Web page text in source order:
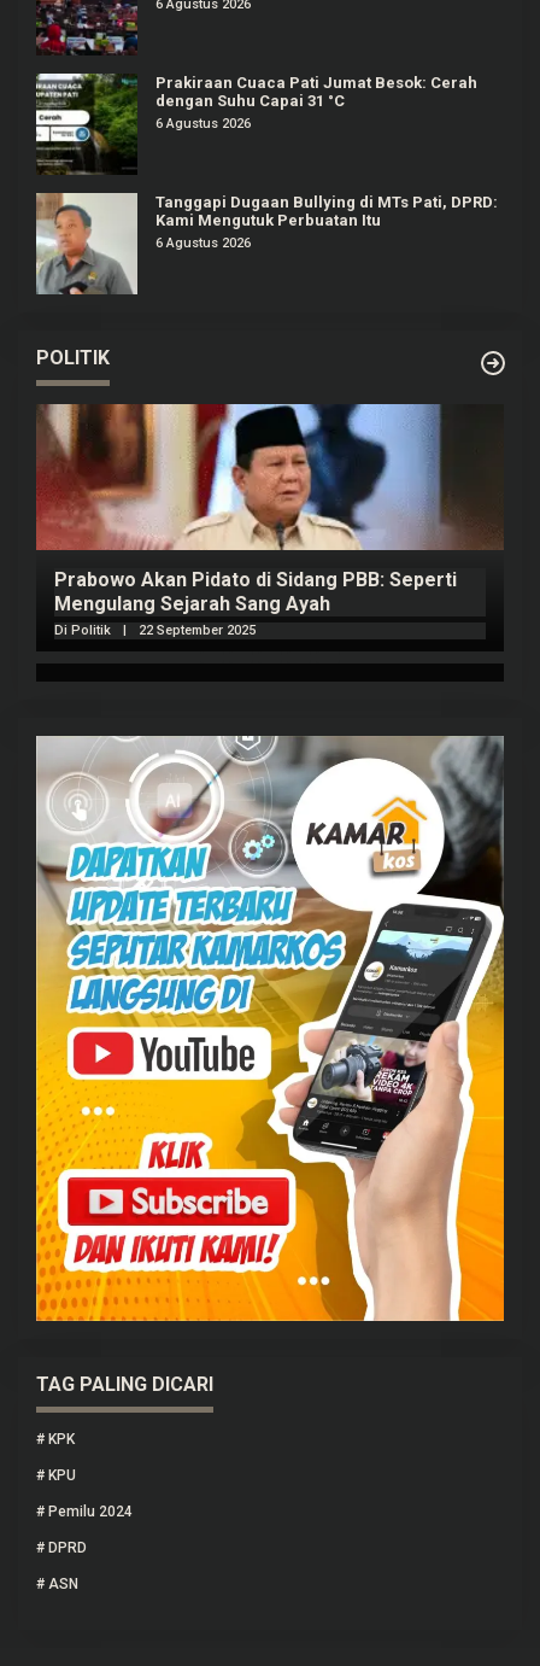
6 Agustus 2026
Prakiraan Cuaca Pati Jumat Besok: Cerah
dengan Suhu Capai 31 °C
6 Agustus 2026
Tanggapi Dugaan Bullying di MTs Pati, DPRD:
Kami Mengutuk Perbuatan Itu
6 Agustus 2026
POLITIK
Prabowo Akan Pidato di Sidang PBB: Seperti
Mengulang Sejarah Sang Ayah
Di Politik 22 September 2025
TAG PALING DICARI
# KPK
# KPU
# Pemilu 2024
# DPRD
# ASN